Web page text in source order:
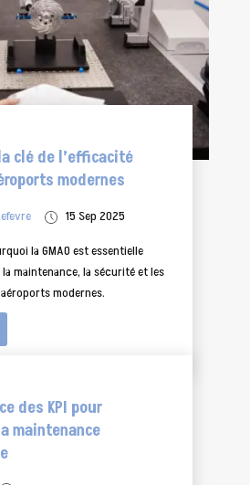
clé de l’efficacité
modernes
15 Sep 2025
la GMAO est essentielle
maintenance, la sécurité et les
modernes.
des KPI pour
maintenance